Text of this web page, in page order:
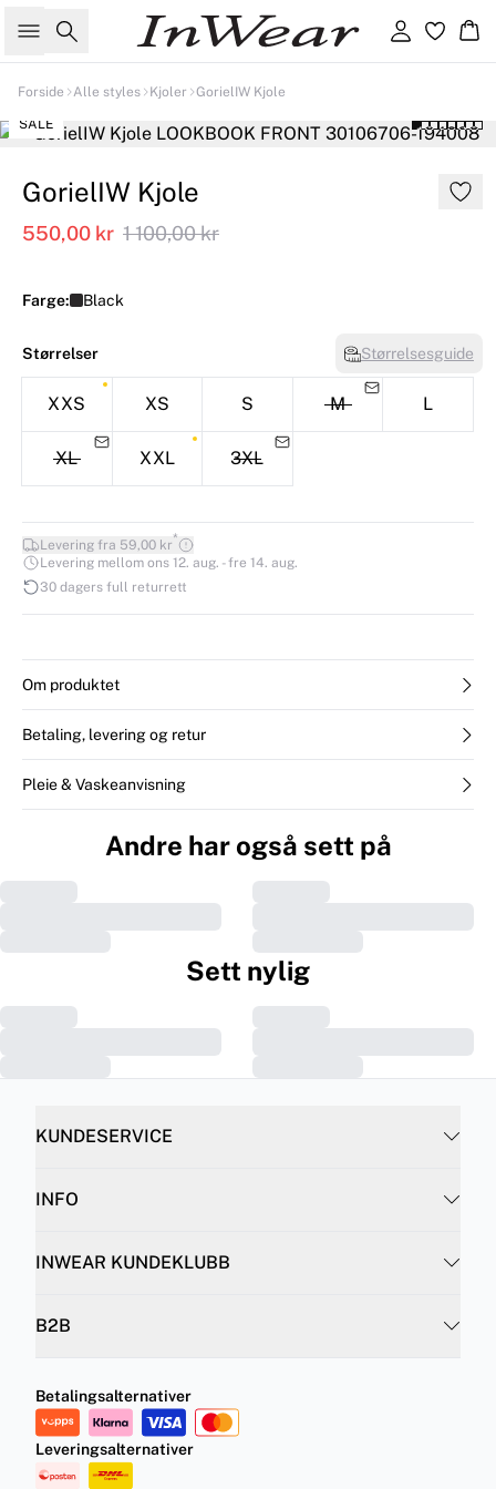
Søk Logg inn
Forside Alle styles Kjoler GorielIW Kjole
SALE
GorielIW Kjole
550,00 kr 1 100,00 kr
Farge: Black
Størrelser Størrelsesguide
XXS XS S M L
XL XXL 3XL
Levering fra 59,00 kr*
Levering mellom ons 12. aug. - fre 14. aug.
30 dagers full returrett
Om produktet
Betaling, levering og retur
Pleie & Vaskeanvisning
Andre har også sett på
Sett nylig
KUNDESERVICE
INFO
INWEAR KUNDEKLUBB
B2B
Betalingsalternativer
Leveringsalternativer